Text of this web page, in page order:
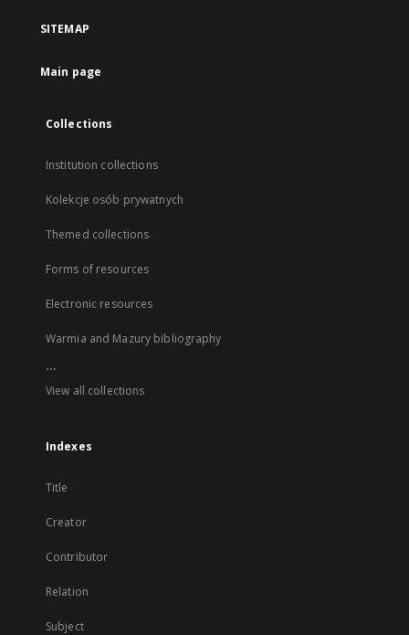
SITEMAP
Main page
Collections
Institution collections
Kolekcje osób prywatnych
Themed collections
Forms of resources
Electronic resources
Warmia and Mazury bibliography
...
View all collections
Indexes
Title
Creator
Contributor
Relation
Subject